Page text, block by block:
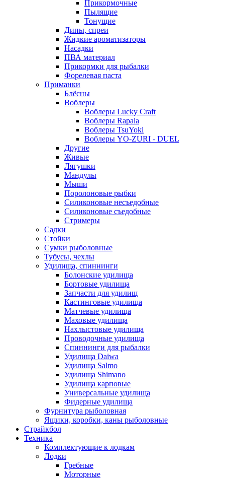
Прикормочные
Пылящие
Тонущие
Дипы, спреи
Жидкие ароматизаторы
Насадки
ПВА материал
Прикормки для рыбалки
Форелевая паста
Приманки
Блёсны
Воблеры
Воблеры Lucky Craft
Воблеры Rapala
Воблеры TsuYoki
Воблеры YO-ZURI - DUEL
Другие
Живые
Лягушки
Мандулы
Мыши
Поролоновые рыбки
Силиконовые несъедобные
Силиконовые съедобные
Стримеры
Садки
Стойки
Сумки рыболовные
Тубусы, чехлы
Удилища, спиннинги
Болонские удилища
Бортовые удилища
Запчасти для удилищ
Кастинговые удилища
Матчевые удилища
Маховые удилища
Нахлыстовые удилища
Проводочные удилища
Спиннинги для рыбалки
Удилища Daiwa
Удилища Salmo
Удилища Shimano
Удилища карповые
Универсальные удилища
Фидерные удилища
Фурнитура рыболовная
Ящики, коробки, каны рыболовные
Страйкбол
Техника
Комплектующие к лодкам
Лодки
Гребные
Моторные